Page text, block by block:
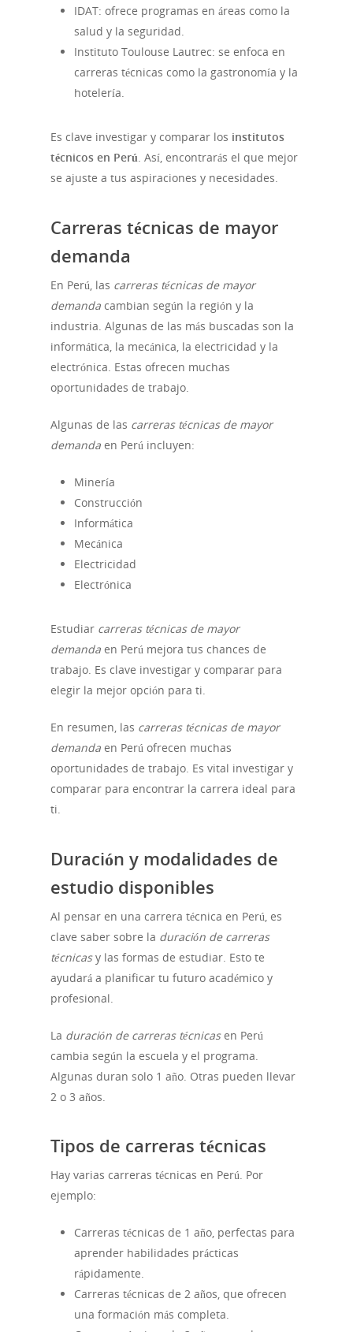
IDAT: ofrece programas en áreas como la
salud y la seguridad.
Instituto Toulouse Lautrec: se enfoca en
carreras técnicas como la gastronomía y la
hotelería.
Es clave investigar y comparar los institutos
técnicos en Perú. Así, encontrarás el que mejor
se ajuste a tus aspiraciones y necesidades.
Carreras técnicas de mayor
demanda
En Perú, las carreras técnicas de mayor
demanda cambian según la región y la
industria. Algunas de las más buscadas son la
informática, la mecánica, la electricidad y la
electrónica. Estas ofrecen muchas
oportunidades de trabajo.
Algunas de las carreras técnicas de mayor
demanda en Perú incluyen:
Minería
Construcción
Informática
Mecánica
Electricidad
Electrónica
Estudiar carreras técnicas de mayor
demanda en Perú mejora tus chances de
trabajo. Es clave investigar y comparar para
elegir la mejor opción para ti.
En resumen, las carreras técnicas de mayor
demanda en Perú ofrecen muchas
oportunidades de trabajo. Es vital investigar y
comparar para encontrar la carrera ideal para
ti.
Duración y modalidades de
estudio disponibles
Al pensar en una carrera técnica en Perú, es
clave saber sobre la duración de carreras
técnicasy las formas de estudiar. Esto te
ayudará a planificar tu futuro académico y
profesional.
La duración de carreras técnicasen Perú
cambia según la escuela y el programa.
Algunas duran solo 1 año. Otras pueden llevar
2 o 3 años.
Tipos de carreras técnicas
Hay varias carreras técnicas en Perú. Por
ejemplo:
Carreras técnicas de 1 año, perfectas para
aprender habilidades prácticas
rápidamente.
Carreras técnicas de 2 años, que ofrecen
una formación más completa.